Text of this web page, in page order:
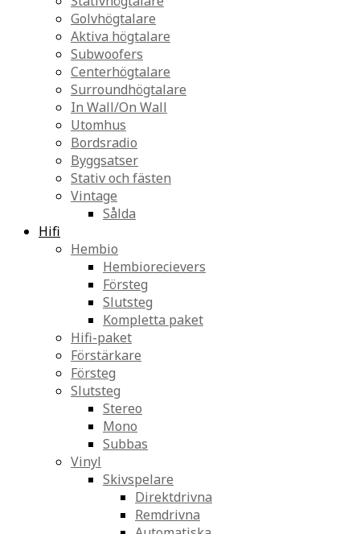
Golvhögtalare
Aktiva högtalare
Subwoofers
Centerhögtalare
Surroundhögtalare
In Wall/On Wall
Utomhus
Bordsradio
Byggsatser
Stativ och fästen
Vintage
Sålda
Hifi
Hembio
Hembiorecievers
Försteg
Slutsteg
Kompletta paket
Hifi-paket
Förstärkare
Försteg
Slutsteg
Stereo
Mono
Subbas
Vinyl
Skivspelare
Direktdrivna
Remdrivna